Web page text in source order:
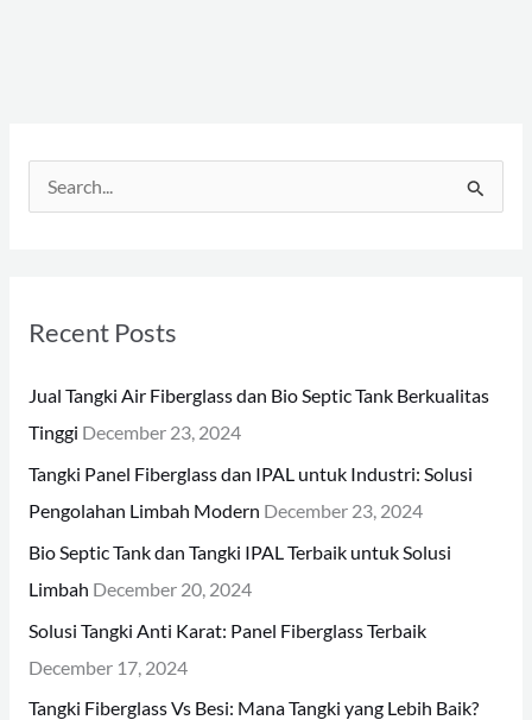
c
r
:
Recent Posts
Jual Tangki Air Fiberglass dan Bio Septic Tank Berkualitas
Tinggi December 23, 2024
Tangki Panel Fiberglass dan IPAL untuk Industri: Solusi
Pengolahan Limbah Modern December 23, 2024
Bio Septic Tank dan Tangki IPAL Terbaik untuk Solusi
Limbah December 20, 2024
Solusi Tangki Anti Karat: Panel Fiberglass Terbaik
December 17, 2024
Tangki Fiberglass Vs Besi: Mana Tangki yang Lebih Baik?